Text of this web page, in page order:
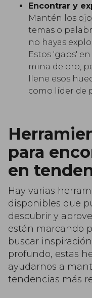
Encontrar y
Mantén los
temas o
no hayas
Estos 'gaps'
mina de oro,
llene esos
como líder de
para
en
Hay varias
disponibles que
descubrir y
están marcando
buscar
profundo, estas
ayudarnos a
tendencias más